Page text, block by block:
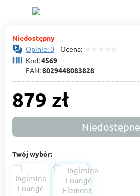
Niedostępny
Opinie: 0 Ocena:
Kod:4569
EAN:8029448083828
879 zł
Niedostępne
Twój wybór: